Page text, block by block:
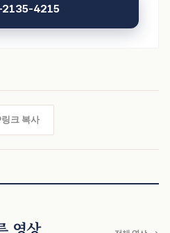
4215
링크 복사
영상